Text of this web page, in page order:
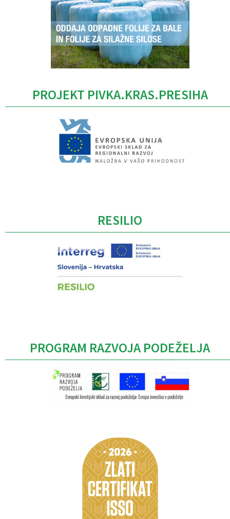
PROJEKT PIVKA.KRAS.PRESIHA
RESILIO
PROGRAM RAZVOJA PODEŽELJA